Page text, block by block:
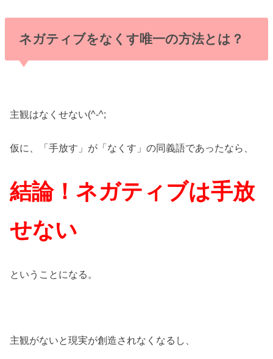
ネガティブをなくす唯一の方法とは？
主観はなくせない(^-^;
仮に、「手放す」が「なくす」の同義語であったなら、
結論！ネガティブは手放
せない
ということになる。
主観がないと現実が創造されなくなるし、